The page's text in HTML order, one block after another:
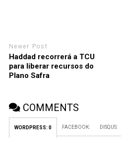
Newer Post
Haddad recorrerá a TCU
para liberar recursos do
Plano Safra
COMMENTS
WORDPRESS: 0 FACEBOOK: DISQUS: